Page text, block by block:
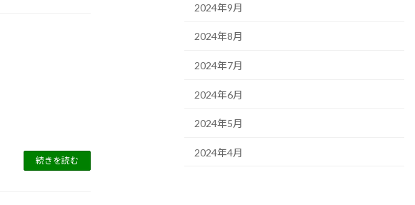
続きを読む
2024年9月
2024年8月
2024年7月
2024年6月
2024年5月
2024年4月